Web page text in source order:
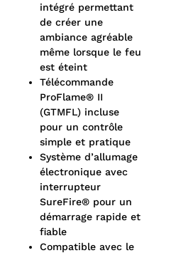
intégré permettant
de créer une
ambiance agréable
même lorsque le feu
est éteint
Télécommande
ProFlame® II
(GTMFL) incluse
pour un contrôle
simple et pratique
Système d’allumage
électronique avec
interrupteur
SureFire® pour un
démarrage rapide et
fiable
Compatible avec le